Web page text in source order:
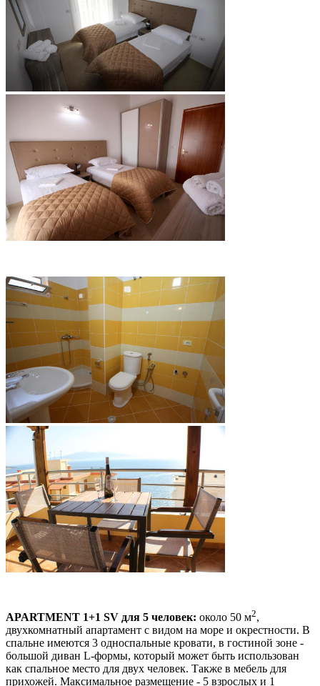
APARTMENT 1+1 SV для 5 человек: около 50 м2,
двухкомнатный апартамент с видом на море и окрестности. В
спальне имеются 3 односпальные кровати, в гостиной зоне -
большой диван L-формы, который может быть использован
как спальное место для двух человек. Также в мебель для
прихожей. Максимальное размещение - 5 взрослых и 1